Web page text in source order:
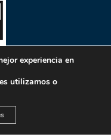
experiencia en
utilizamos o